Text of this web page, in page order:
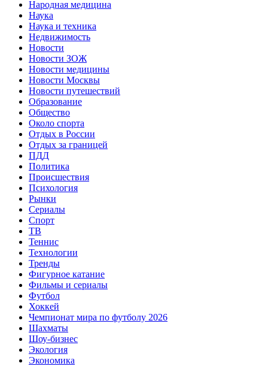
Народная медицина
Наука
Наука и техника
Недвижимость
Новости
Новости ЗОЖ
Новости медицины
Новости Москвы
Новости путешествий
Образование
Общество
Около спорта
Отдых в России
Отдых за границей
ПДД
Политика
Происшествия
Психология
Рынки
Сериалы
Спорт
ТВ
Теннис
Технологии
Тренды
Фигурное катание
Фильмы и сериалы
Футбол
Хоккей
Чемпионат мира по футболу 2026
Шахматы
Шоу-бизнес
Экология
Экономика